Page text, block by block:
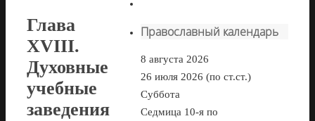
Глава
XVIII.
Духовные
учебные
заведения
Православный календарь
8 августа 2026
26 июля 2026 (по ст.ст.)
Суббота
Седмица 10-я по